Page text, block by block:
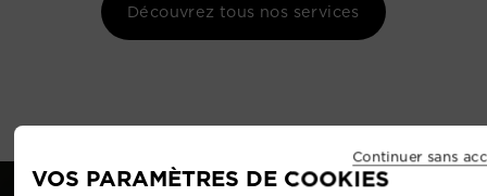
Découvrez tous nos services
VOS PARAMÈTRES DE COOKIES
Continuer sans